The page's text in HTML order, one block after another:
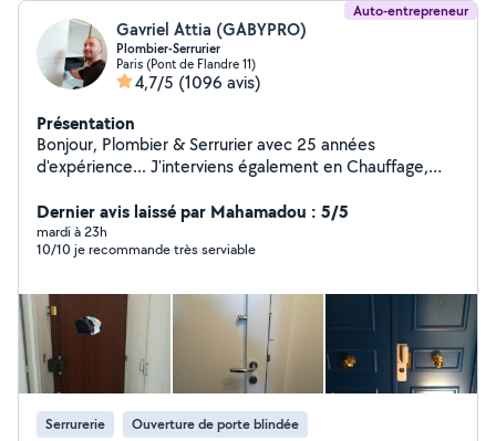
Auto-entrepreneur
Gavriel Attia (GABYPRO)
Plombier-Serrurier
Paris (Pont de Flandre 11)
4,7/5 (1096 avis)
Présentation
Bonjour, Plombier & Serrurier avec 25 années
d'expérience... J'interviens également en Chauffage,
rapide... Je me ferai un plaisir de vous rendre service
mes chers voisins.... Si vous me contactez directement,
merci de me laisser vos coordonnées téléphoniques...
Dernier avis laissé par Mahamadou : 5/5
mardi à 23h
10/10 je recommande très serviable
Serrurerie Ouverture de porte blindée